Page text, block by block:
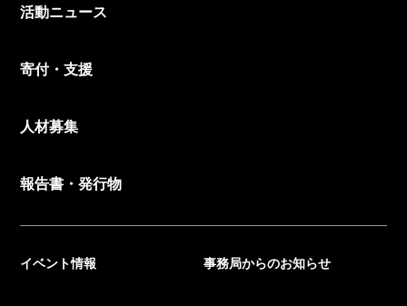
活動ニュース
寄付・支援
人材募集
報告書・発行物
イベント情報 事務局からのお知らせ